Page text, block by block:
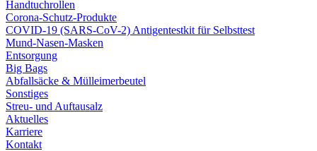
Handtuchrollen
Corona-Schutz-Produkte
COVID-19 (SARS-CoV-2) Antigentestkit für Selbsttest
Mund-Nasen-Masken
Entsorgung
Big Bags
Abfallsäcke & Mülleimerbeutel
Sonstiges
Streu- und Auftausalz
Aktuelles
Karriere
Kontakt